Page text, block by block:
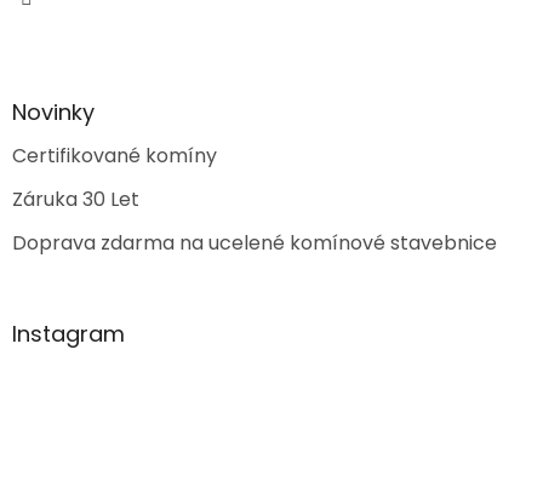
Novinky
Certifikované komíny
Záruka 30 Let
Doprava zdarma na ucelené komínové stavebnice
Instagram